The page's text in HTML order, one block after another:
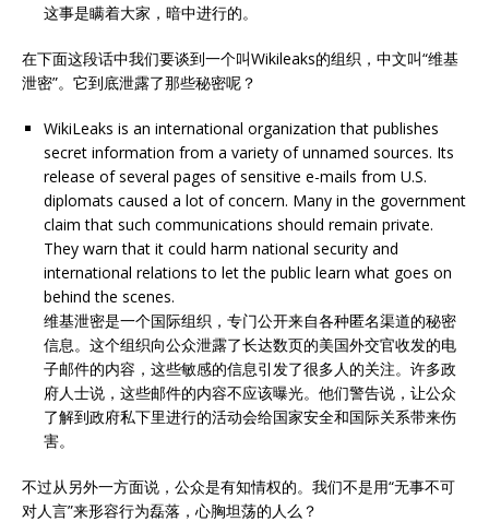
这事是瞒着大家，暗中进行的。
在下面这段话中我们要谈到一个叫Wikileaks的组织，中文叫“维基
泄密”。它到底泄露了那些秘密呢？
WikiLeaks is an international organization that publishes
secret information from a variety of unnamed sources. Its
release of several pages of sensitive e-mails from U.S.
diplomats caused a lot of concern. Many in the government
claim that such communications should remain private.
They warn that it could harm national security and
international relations to let the public learn what goes on
behind the scenes.
维基泄密是一个国际组织，专门公开来自各种匿名渠道的秘密
信息。这个组织向公众泄露了长达数页的美国外交官收发的电
子邮件的内容，这些敏感的信息引发了很多人的关注。许多政
府人士说，这些邮件的内容不应该曝光。他们警告说，让公众
了解到政府私下里进行的活动会给国家安全和国际关系带来伤
害。
不过从另外一方面说，公众是有知情权的。我们不是用“无事不可
对人言”来形容行为磊落，心胸坦荡的人么？